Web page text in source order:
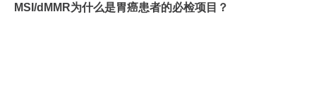
MSI/dMMR为什么是胃癌患者的必检项目？